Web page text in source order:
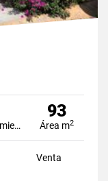
Estacionamiento
93
Área m2
Venta